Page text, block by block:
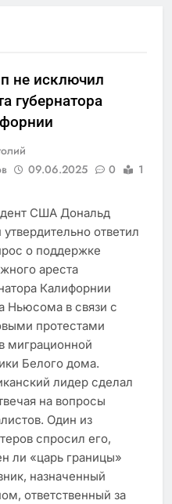
не исключил
губернатора
09.06.2025 0
1
США Дональд
ответил
о поддержке
ареста
Калифорнии
Ньюсома в связи с
протестами
миграционной
Белого дома.
лидер сделал
на вопросы
Один из
спросил его,
ли «царь границы»
назначенный
ответственный за